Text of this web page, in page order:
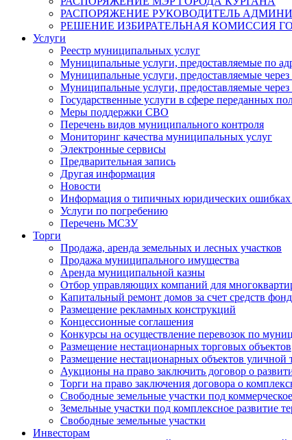
РАСПОРЯЖЕНИЕ РУКОВОДИТЕЛЬ
РЕШЕНИЕ ИЗБИРАТЕЛЬНАЯ КОМИССИЯ
Услуги
Реестр муниципальных услуг
Муниципальные услуги, предоставляемые по
Муниципальные услуги, предоставляемые через
Муниципальные услуги, предоставляемые
Государственные услуги в сфере переданных
Меры поддержки СВО
Перечень видов муниципального контроля
Мониторинг качества муниципальных услуг
Электронные сервисы
Предварительная запись
Другая информация
Новости
Информация о типичных юридических
Услуги по погребению
Перечень МСЗУ
Торги
Продажа, аренда земельных и лесных участков
Продажа муниципального имущества
Аренда муниципальной казны
Отбор управляющих компаний для
Капитальный ремонт домов за счет средств
Размещение рекламных конструкций
Концессионные соглашения
Конкурсы на осуществление перевозок по
Размещение нестационарных торговых объектов
Размещение нестационарных объектов уличной
Аукционы на право заключить договор о
Торги на право заключения договора о
Свободные земельные участки под
Земельные участки под комплексное развитие
Свободные земельные участки
Инвесторам